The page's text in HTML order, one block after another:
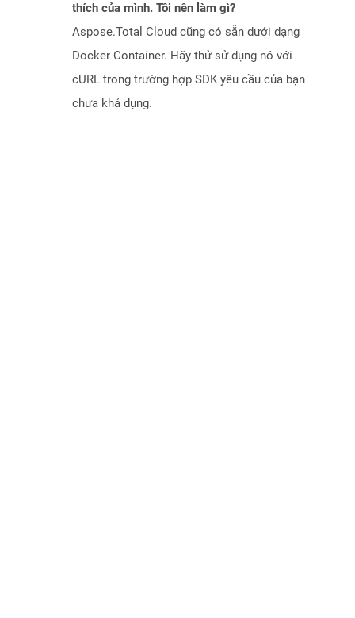
thích của mình. Tôi nên làm gì?
Aspose.Total Cloud cũng có sẵn dưới dạng
Docker Container. Hãy thử sử dụng nó với
cURL trong trường hợp SDK yêu cầu của bạn
chưa khả dụng.